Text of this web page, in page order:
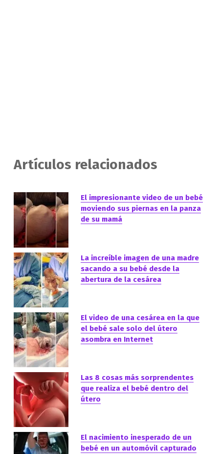
Artículos relacionados
El impresionante video de un bebé
moviendo sus piernas en la panza
de su mamá
La increíble imagen de una madre
sacando a su bebé desde la
abertura de la cesárea
El video de una cesárea en la que
el bebé sale solo del útero
asombra en Internet
Las 8 cosas más sorprendentes
que realiza el bebé dentro del
útero
El nacimiento inesperado de un
bebé en un automóvil capturado